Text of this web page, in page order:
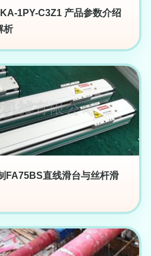
1PY-C3Z1 产品参数介绍
析
FA75BS直线滑台与丝杆滑